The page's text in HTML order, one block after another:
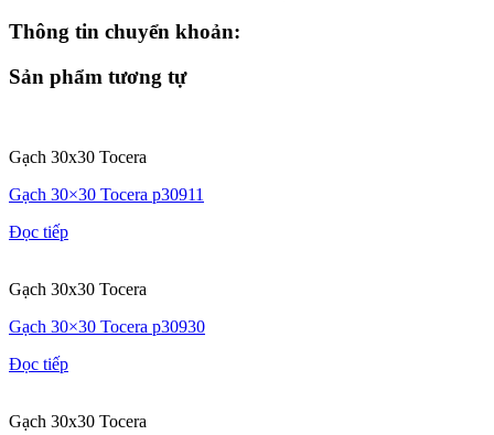
Thông tin chuyển khoản:
Sản phẩm tương tự
Gạch 30x30 Tocera
Gạch 30×30 Tocera p30911
Đọc tiếp
Gạch 30x30 Tocera
Gạch 30×30 Tocera p30930
Đọc tiếp
Gạch 30x30 Tocera